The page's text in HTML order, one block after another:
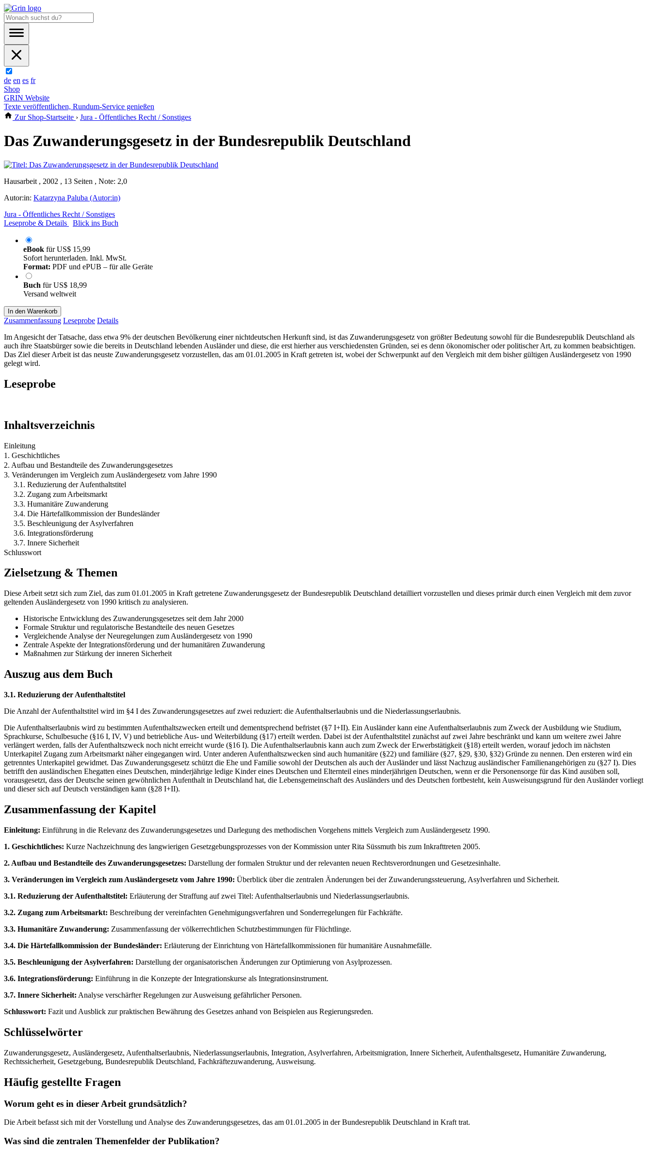
de en es fr
Shop
GRIN Website
Texte veröffentlichen, Rundum-Service genießen
Zur Shop-Startseite › Jura - Öffentliches Recht / Sonstiges
Das Zuwanderungsgesetz in der Bundesrepublik Deutschland
Hausarbeit , 2002 , 13 Seiten , Note: 2,0
Autor:in: Katarzyna Paluba (Autor:in)
Jura - Öffentliches Recht / Sonstiges
Leseprobe & Details
Blick ins Buch
eBook fürUS$ 15,99
Sofort herunterladen. Inkl. MwSt.
Format: PDF und ePUB – für alle Geräte
Buch fürUS$ 18,99
Versand weltweit
In den Warenkorb
Zusammenfassung Leseprobe Details
Im Angesicht der Tatsache, dass etwa 9% der deutschen Bevölkerung einer nichtdeutschen Herkunft sind, ist das Zuwanderungsgesetz von größter Bedeutung sowohl für die Bundesrepublik Deutschland als
auch ihre Staatsbürger sowie die bereits in Deutschland lebenden Ausländer und diese, die erst hierher aus verschiedensten Gründen, sei es denn ökonomischer oder politischer Art, zu kommen beabsichtigen.
Das Ziel dieser Arbeit ist das neuste Zuwanderungsgesetz vorzustellen, das am 01.01.2005 in Kraft getreten ist, wobei der Schwerpunkt auf den Vergleich mit dem bisher gültigen Ausländergesetz von 1990
gelegt wird.
Leseprobe
Inhaltsverzeichnis
Einleitung
1. Geschichtliches
2. Aufbau und Bestandteile des Zuwanderungsgesetzes
3. Veränderungen im Vergleich zum Ausländergesetz vom Jahre 1990
3.1. Reduzierung der Aufenthaltstitel
3.2. Zugang zum Arbeitsmarkt
3.3. Humanitäre Zuwanderung
3.4. Die Härtefallkommission der Bundesländer
3.5. Beschleunigung der Asylverfahren
3.6. Integrationsförderung
3.7. Innere Sicherheit
Schlusswort
Zielsetzung & Themen
Diese Arbeit setzt sich zum Ziel, das zum 01.01.2005 in Kraft getretene Zuwanderungsgesetz der Bundesrepublik Deutschland detailliert vorzustellen und dieses primär durch einen Vergleich mit dem zuvor
geltenden Ausländergesetz von 1990 kritisch zu analysieren.
Historische Entwicklung des Zuwanderungsgesetzes seit dem Jahr 2000
Formale Struktur und regulatorische Bestandteile des neuen Gesetzes
Vergleichende Analyse der Neuregelungen zum Ausländergesetz von 1990
Zentrale Aspekte der Integrationsförderung und der humanitären Zuwanderung
Maßnahmen zur Stärkung der inneren Sicherheit
Auszug aus dem Buch
3.1. Reduzierung der Aufenthaltstitel
Die Anzahl der Aufenthaltstitel wird im §4 I des Zuwanderungsgesetzes auf zwei reduziert: die Aufenthaltserlaubnis und die Niederlassungserlaubnis.
Die Aufenthaltserlaubnis wird zu bestimmten Aufenthaltszwecken erteilt und dementsprechend befristet (§7 I+II). Ein Ausländer kann eine Aufenthaltserlaubnis zum Zweck der Ausbildung wie Studium,
Sprachkurse, Schulbesuche (§16 I, IV, V) und betriebliche Aus- und Weiterbildung (§17) erteilt werden. Dabei ist der Aufenthaltstitel zunächst auf zwei Jahre beschränkt und kann um weitere zwei Jahre
verlängert werden, falls der Aufenthaltszweck noch nicht erreicht wurde (§16 I). Die Aufenthaltserlaubnis kann auch zum Zweck der Erwerbstätigkeit (§18) erteilt werden, worauf jedoch im nächsten
Unterkapitel Zugang zum Arbeitsmarkt näher eingegangen wird. Unter anderen Aufenthaltszwecken sind auch humanitäre (§22) und familiäre (§27, §29, §30, §32) Gründe zu nennen. Den ersteren wird ein
getrenntes Unterkapitel gewidmet. Das Zuwanderungsgesetz schützt die Ehe und Familie sowohl der Deutschen als auch der Ausländer und lässt Nachzug ausländischer Familienangehörigen zu (§27 I). Dies
betrifft den ausländischen Ehegatten eines Deutschen, minderjährige ledige Kinder eines Deutschen und Elternteil eines minderjährigen Deutschen, wenn er die Personensorge für das Kind ausüben soll,
vorausgesetzt, dass der Deutsche seinen gewöhnlichen Aufenthalt in Deutschland hat, die Lebensgemeinschaft des Ausländers und des Deutschen fortbesteht, kein Ausweisungsgrund für den Ausländer vorliegt
und dieser sich auf Deutsch verständigen kann (§28 I+II).
Zusammenfassung der Kapitel
Einleitung: Einführung in die Relevanz des Zuwanderungsgesetzes und Darlegung des methodischen Vorgehens mittels Vergleich zum Ausländergesetz 1990.
1. Geschichtliches: Kurze Nachzeichnung des langwierigen Gesetzgebungsprozesses von der Kommission unter Rita Süssmuth bis zum Inkrafttreten 2005.
2. Aufbau und Bestandteile des Zuwanderungsgesetzes: Darstellung der formalen Struktur und der relevanten neuen Rechtsverordnungen und Gesetzesinhalte.
3. Veränderungen im Vergleich zum Ausländergesetz vom Jahre 1990: Überblick über die zentralen Änderungen bei der Zuwanderungssteuerung, Asylverfahren und Sicherheit.
3.1. Reduzierung der Aufenthaltstitel: Erläuterung der Straffung auf zwei Titel: Aufenthaltserlaubnis und Niederlassungserlaubnis.
3.2. Zugang zum Arbeitsmarkt: Beschreibung der vereinfachten Genehmigungsverfahren und Sonderregelungen für Fachkräfte.
3.3. Humanitäre Zuwanderung: Zusammenfassung der völkerrechtlichen Schutzbestimmungen für Flüchtlinge.
3.4. Die Härtefallkommission der Bundesländer: Erläuterung der Einrichtung von Härtefallkommissionen für humanitäre Ausnahmefälle.
3.5. Beschleunigung der Asylverfahren: Darstellung der organisatorischen Änderungen zur Optimierung von Asylprozessen.
3.6. Integrationsförderung: Einführung in die Konzepte der Integrationskurse als Integrationsinstrument.
3.7. Innere Sicherheit: Analyse verschärfter Regelungen zur Ausweisung gefährlicher Personen.
Schlusswort: Fazit und Ausblick zur praktischen Bewährung des Gesetzes anhand von Beispielen aus Regierungsreden.
Schlüsselwörter
Zuwanderungsgesetz, Ausländergesetz, Aufenthaltserlaubnis, Niederlassungserlaubnis, Integration, Asylverfahren, Arbeitsmigration, Innere Sicherheit, Aufenthaltsgesetz, Humanitäre Zuwanderung,
Rechtssicherheit, Gesetzgebung, Bundesrepublik Deutschland, Fachkräftezuwanderung, Ausweisung.
Häufig gestellte Fragen
Worum geht es in dieser Arbeit grundsätzlich?
Die Arbeit befasst sich mit der Vorstellung und Analyse des Zuwanderungsgesetzes, das am 01.01.2005 in der Bundesrepublik Deutschland in Kraft trat.
Was sind die zentralen Themenfelder der Publikation?